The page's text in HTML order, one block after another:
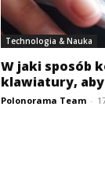
Technologia & Nauka
W jaki sposób
klawiatury,
Polonorama Team -